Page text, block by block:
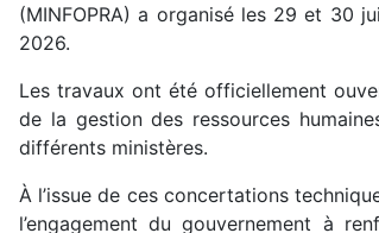
(MINFOPRA) a organisé les 29 et 30
2026.
Les travaux ont été officiellement
de la gestion des ressources
différents ministères.
À l’issue de ces concertations
l’engagement du gouvernement à